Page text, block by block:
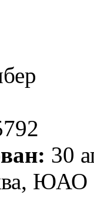
30
ЮАО